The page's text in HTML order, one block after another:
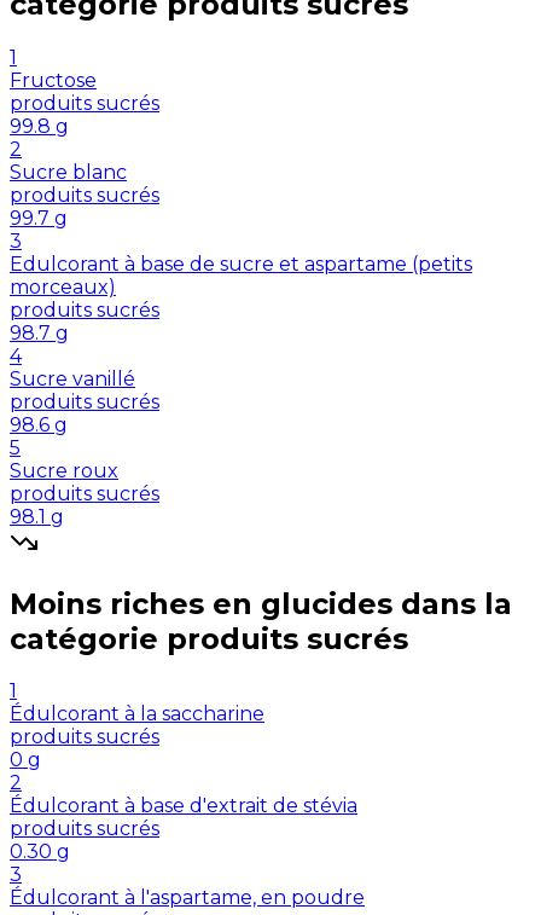
1
Fructose
produits sucrés
99.8 g
2
Sucre blanc
produits sucrés
99.7 g
3
Edulcorant à base de sucre et aspartame (petits
morceaux)
produits sucrés
98.7 g
4
Sucre vanillé
produits sucrés
98.6 g
5
Sucre roux
produits sucrés
98.1 g
Moins riches en glucides dans la
catégorie produits sucrés
1
Édulcorant à la saccharine
produits sucrés
0 g
2
Édulcorant à base d'extrait de stévia
produits sucrés
0.30 g
3
Édulcorant à l'aspartame, en poudre